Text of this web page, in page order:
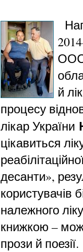
й
процесу
лікар України
цікавиться
десанти»,
користувачів
належного
книжкою –
прози й поезії.